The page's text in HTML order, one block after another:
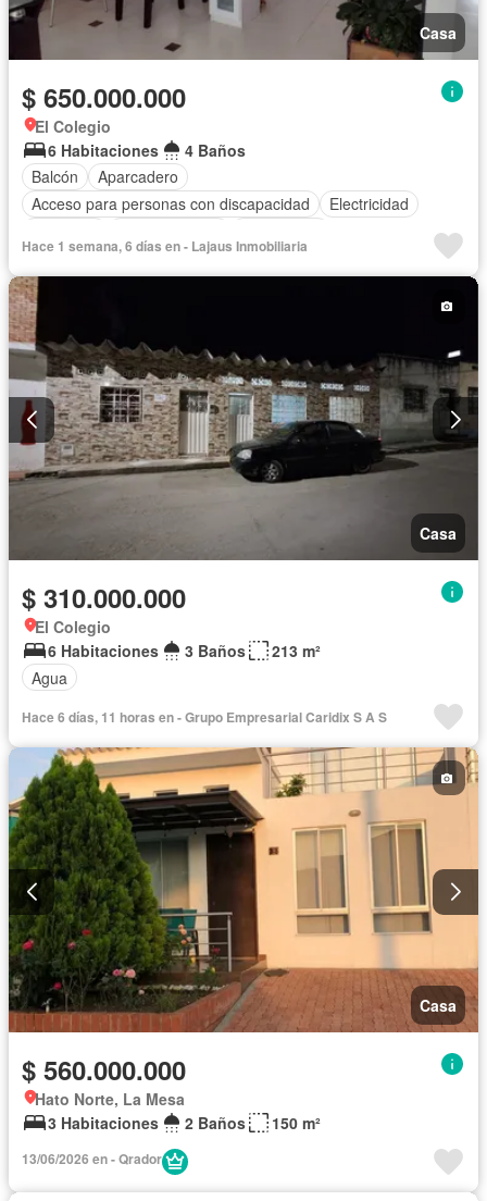
Casa
$ 650.000.000
El Colegio
6 Habitaciones
4 Baños
Balcón
Aparcadero
Acceso para personas con discapacidad
Electricidad
Vista panorámica
Seguridad privada
Hace 1 semana, 6 días en - Lajaus Inmobiliaria
Casa
$ 310.000.000
El Colegio
6 Habitaciones
3 Baños
213 m²
Agua
Hace 6 días, 11 horas en - Grupo Empresarial Caridix S A S
Casa
$ 560.000.000
Hato Norte, La Mesa
3 Habitaciones
2 Baños 150 m²
13/06/2026 en - Qrador